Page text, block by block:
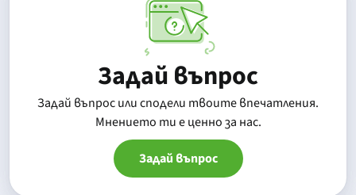
Задай въпрос
Задай въпрос или сподели твоите впечатления.
Mнението ти е ценно за нас.
Задай въпрос